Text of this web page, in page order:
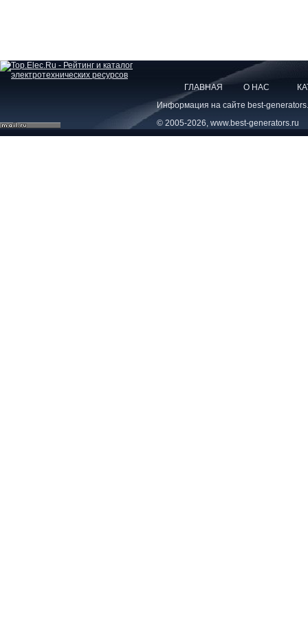
ГЛАВНАЯ О НАС
Информация на сайте best-
© 2005-2026, www.best-generators.ru